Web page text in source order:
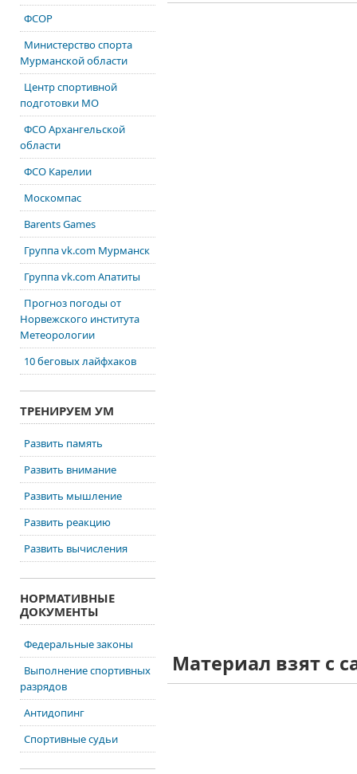
Материал взят с
ФСОР
Министерство спорта
Мурманской области
Центр спортивной
подготовки МО
ФСО Архангельской
области
ФСО Карелии
Москомпас
Barents Games
Группа vk.com Мурманск
Группа vk.com Апатиты
Прогноз погоды от
Норвежского института
Метеорологии
10 беговых лайфхаков
ТРЕНИРУЕМ УМ
Развить память
Развить внимание
Развить мышление
Развить реакцию
Развить вычисления
НОРМАТИВНЫЕ
ДОКУМЕНТЫ
Федеральные законы
Выполнение спортивных
разрядов
Антидопинг
Спортивные судьи